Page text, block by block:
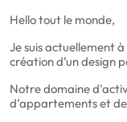
Hello tout le monde,
Je suis actuellement
création d’un design
Notre domaine
d’appartements et